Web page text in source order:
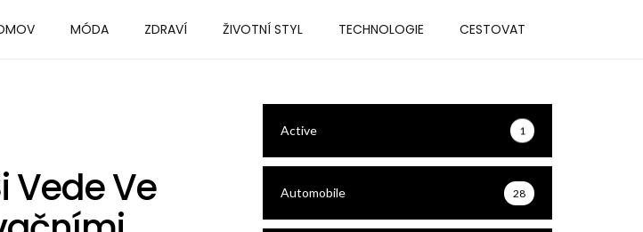
MÓDA ZDRAVÍ ŽIVOTNÍ STYL TECHNOLOGIE CESTOVAT
Vede Ve
Active 1
Automobile 28